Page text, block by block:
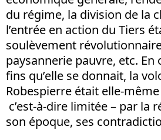
du régime, la division de la
l’entrée en action du Tiers
soulèvement
paysannerie pauvre, etc. En
fins qu’elle se donnait, la
Robespierre était elle-
c’est-à-dire limitée – par la
son époque, ses